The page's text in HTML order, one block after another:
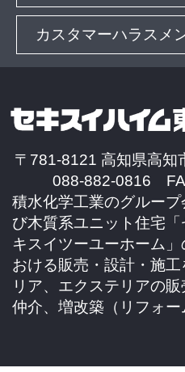
カスタマーハラスメ
〒781-8121 高知県高知
088-882-0816
積水化学工業のグルー
び木質系ユニット住宅
キスイツーユーホーム
おける販売・設計・施
リア、エクステリアの
仲介、増改築（リフォ